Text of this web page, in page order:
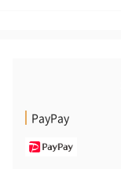
PayPay